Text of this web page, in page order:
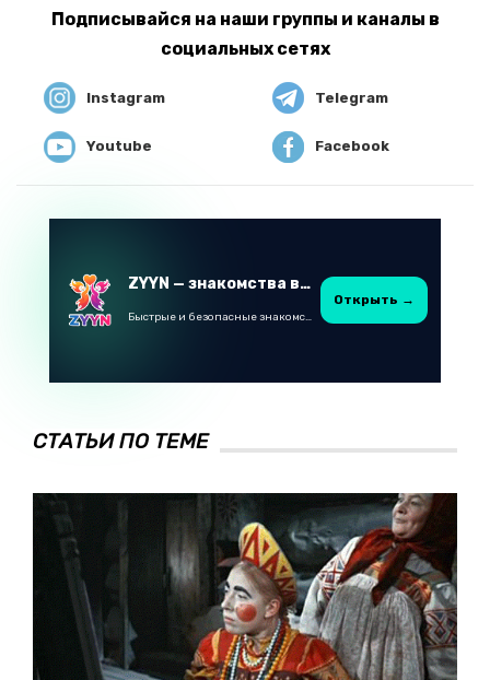
Подписывайся на наши группы и каналы в
социальных сетях
Instagram Telegram
Youtube Facebook
ZYYN — знакомства в Казахстане
Быстрые и безопасные знакомства в Telegram
Открыть →
СТАТЬИ ПО ТЕМЕ